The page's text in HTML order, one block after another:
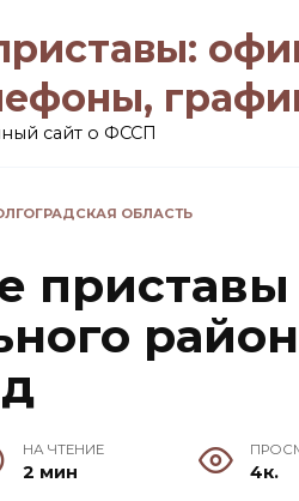
сайт о ФССП
ОБЛАСТЬ
приставы
НА ЧТЕНИЕ
2 мин 4к.